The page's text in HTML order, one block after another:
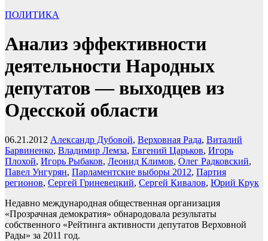
ПОЛИТИКА
Анализ эффективности
деятельности Народных
депутатов — выходцев из
Одесской области
06.21.2012 Александр Дубовой, Верховная Рада, Виталий
Барвиненко, Владимир Лемза, Евгений Царьков, Игорь
Плохой, Игорь Рыбаков, Леонид Климов, Олег Радковский,
Павел Унгурян, Парламентские выборы 2012, Партия
регионов, Сергей Гриневецкий, Сергей Кивалов, Юрий Крук
Недавно международная общественная организация
«Прозрачная демократия» обнародовала результаты
собственного «Рейтинга активности депутатов Верховной
Рады» за 2011 год.